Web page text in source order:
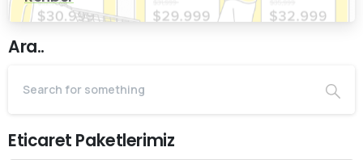
Ara..
Eticaret Paketlerimiz